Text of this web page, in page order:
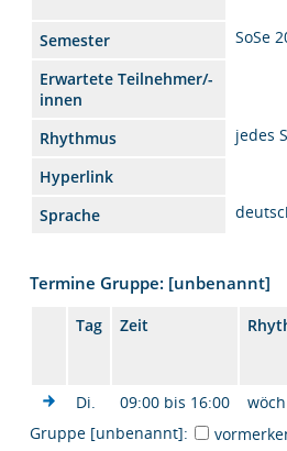
Semester
SoSe
Erwartete Teilnehmer/-
innen
Rhythmus
jedes
Hyperlink
Sprache
Termine Gruppe: [unbenannt]
Tag Zeit
Di. 09:00 bis 16:00
Gruppe [unbenannt]: